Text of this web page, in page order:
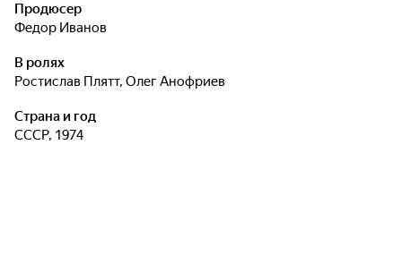
Продюсер
Федор Иванов
В ролях
Ростислав Плятт, Олег Анофриев
Страна и год
СССР, 1974